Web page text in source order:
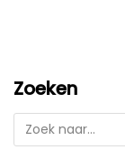
Zoeken